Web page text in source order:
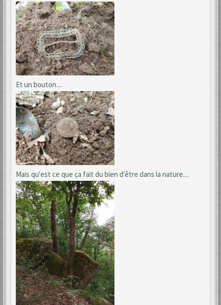
Et un bouton....
Mais qu'est ce que ça fait du bien d'être dans la nature....